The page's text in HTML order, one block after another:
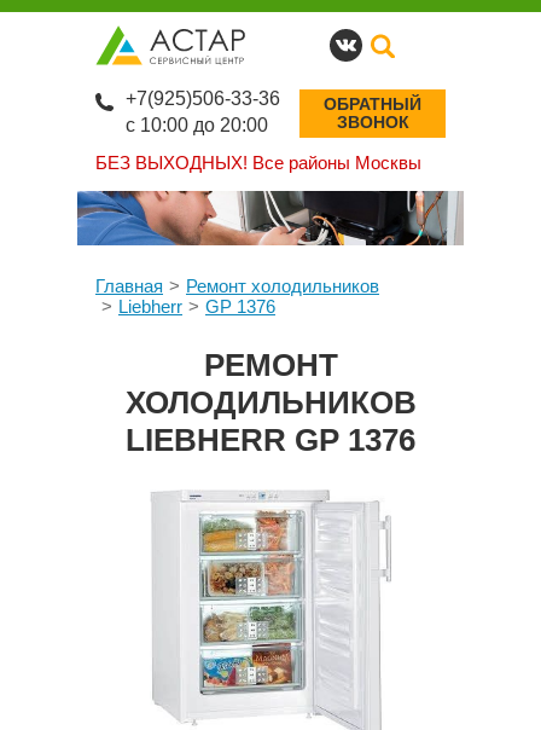
БЕЗ ВЫХОДНЫХ! Все районы Москвы
+7(925)506-33-36
с 10:00 до 20:00
ОБРАТНЫЙ
ЗВОНОК
Главная
Ремонт холодильников
Liebherr
GP 1376
РЕМОНТ
ХОЛОДИЛЬНИКОВ
LIEBHERR GP 1376